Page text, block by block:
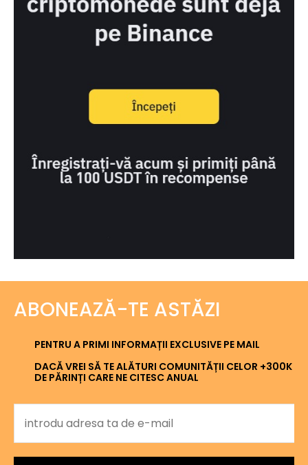
ABONEAZĂ-TE ASTĂZI
PENTRU A PRIMI INFORMAȚII EXCLUSIVE PE MAIL
DACĂ VREI SĂ TE ALĂTURI COMUNITĂȚII CELOR +300K
DE PĂRINȚI CARE NE CITESC ANUAL